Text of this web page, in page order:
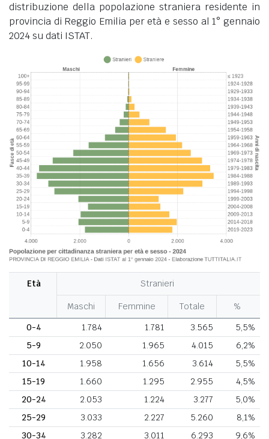
distribuzione della popolazione straniera residente in
provincia di Reggio Emilia per età e sesso al 1° gennaio
2024 su dati ISTAT.
Età Stranieri
Maschi Femmine Totale
%
0-4
1.784 1.781 3.565
5,5%
5-9
2.050 1.965 4.015
6,2%
10-14
1.958 1.656 3.614
5,5%
15-19
1.660 1.295 2.955
4,5%
20-24
2.053 1.224 3.277
5,0%
25-29
3.033 2.227 5.260
8,1%
30-34
3.282 3.011 6.293 9,6%